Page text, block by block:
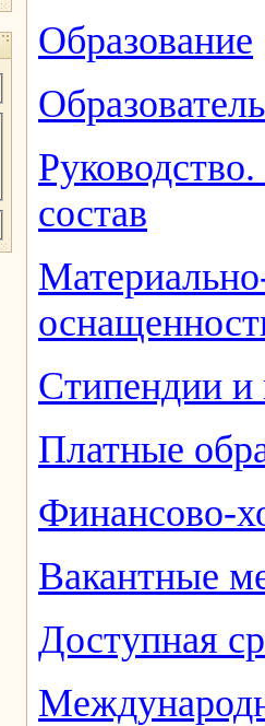
Образование
состав
Стипендии
Платные
Финансово-
Вакантные
Доступная